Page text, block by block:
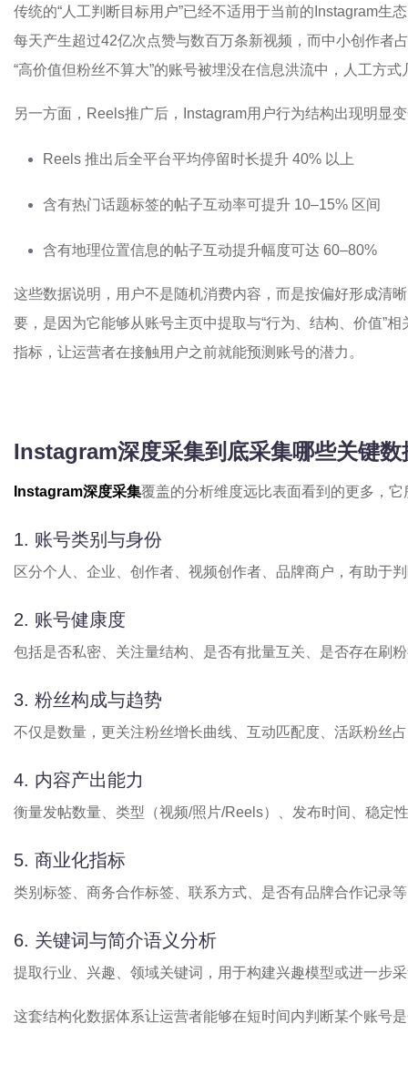
传统的“人工判断目标用户”已经不适用于当前的Instagram生
每天产生超过42亿次点赞与数百万条新视频，而中小创作者
“高价值但粉丝不算大”的账号被埋没在信息洪流中，人工方
另一方面，Reels推广后，Instagram用户行为结构出现明显
Reels 推出后全平台平均停留时长提升 40% 以上
含有热门话题标签的帖子互动率可提升 10–15% 区间
含有地理位置信息的帖子互动提升幅度可达 60–80%
这些数据说明，用户不是随机消费内容，而是按偏好形成清
要，是因为它能够从账号主页中提取与“行为、结构、价值”
指标，让运营者在接触用户之前就能预测账号的潜力。
Instagram深度采集到底采集哪些关键数
Instagram深度采集覆盖的分析维度远比表面看到的更多，
1. 账号类别与身份
区分个人、企业、创作者、视频创作者、品牌商户，有助于
2. 账号健康度
包括是否私密、关注量结构、是否有批量互关、是否存在刷
3. 粉丝构成与趋势
不仅是数量，更关注粉丝增长曲线、互动匹配度、活跃粉丝
4. 内容产出能力
衡量发帖数量、类型（视频/照片/Reels）、发布时间、稳定
5. 商业化指标
类别标签、商务合作标签、联系方式、是否有品牌合作记录
6. 关键词与简介语义分析
提取行业、兴趣、领域关键词，用于构建兴趣模型或进一步
这套结构化数据体系让运营者能够在短时间内判断某个账号